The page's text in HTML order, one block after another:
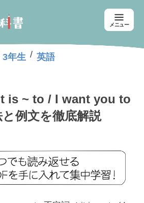
メニュー
3年生 / 英語
is ~ to / I want you to
例文を徹底解説